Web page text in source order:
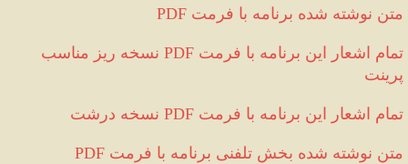
PDF متن نوشته شده برنامه با فرمت
تمام اشعار این برنامه با فرمت PDF
پرینت
تمام اشعار این برنامه با فرمت PDF نسخه درشت
PDF متن نوشته شده بخش تلفنی برنامه با فرمت